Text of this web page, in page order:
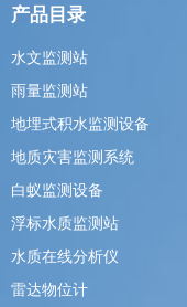
产品目录
水文监测站
雨量监测站
地埋式积水监测设备
地质灾害监测系统
白蚁监测设备
浮标水质监测站
水质在线分析仪
雷达物位计